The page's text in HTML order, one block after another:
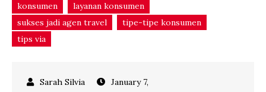
konsumen
layanan konsumen
sukses jadi agen travel
tipe-tipe konsumen
tips via
January 7,